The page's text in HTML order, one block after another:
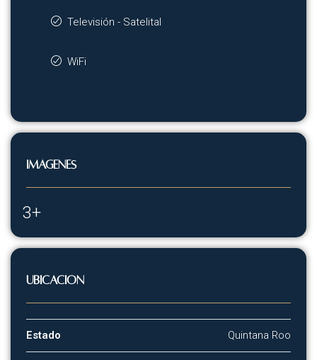
Televisión - Satelital
WiFi
Imágenes
3+
Ubicación
Estado Quintana Roo